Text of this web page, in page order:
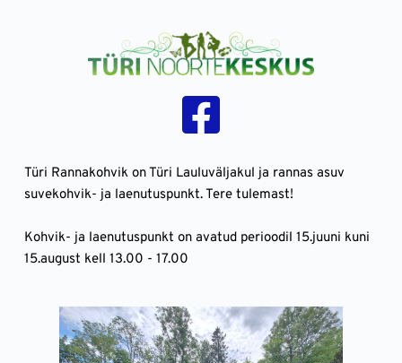
Türi Rannakohvik on Türi Lauluväljakul ja rannas asuv
suvekohvik- ja laenutuspunkt. Tere tulemast!
Kohvik- ja laenutuspunkt on avatud perioodil 15.juuni kuni
15.august kell 13.00 - 17.00